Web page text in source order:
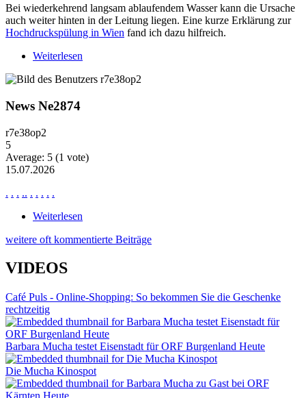
Bei wiederkehrend langsam ablaufendem Wasser kann die Ursache
auch weiter hinten in der Leitung liegen. Eine kurze Erklärung zur
Hochdruckspülung in Wien fand ich dazu hilfreich.
Weiterlesen
News Ne2874
r7e38op2
5
Average: 5 (1 vote)
15.07.2026
. . . .. . . . . .
Weiterlesen
weitere oft kommentierte Beiträge
VIDEOS
Café Puls - Online-Shopping: So bekommen Sie die Geschenke
rechtzeitig
Barbara Mucha testet Eisenstadt für ORF Burgenland Heute
Die Mucha Kinospot